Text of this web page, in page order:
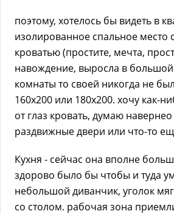
поэтому, хотелось бы видеть в
изолированное спальное место
кроватью (простите, мечта,
навождение, выросла в большой
комнаты то своей никогда не
160х200 или 180х200. хочу как-
от глаз кровать, думаю
раздвижные двери или что-то
Кухня - сейчас она вполне
здорово было бы чтобы и туда
небольшой диванчик, уголок
со столом. рабочая зона